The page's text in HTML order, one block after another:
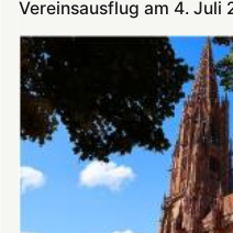
und
August
auf
der
Burg:
After
Work
bis
Vereinsausflug am 4. Juli